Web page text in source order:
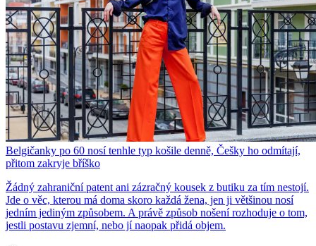
Belgičanky po 60 nosí tenhle typ košile denně, Češky ho odmítají,
přitom zakryje bříško
Žádný zahraniční patent ani zázračný kousek z butiku za tím nestojí.
Jde o věc, kterou má doma skoro každá žena, jen ji většinou nosí
jedním jediným způsobem. A právě způsob nošení rozhoduje o tom,
jestli postavu zjemní, nebo jí naopak přidá objem.